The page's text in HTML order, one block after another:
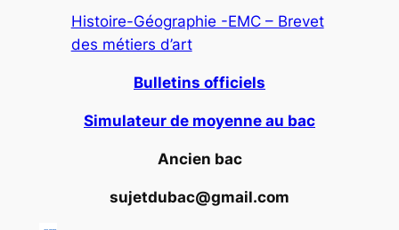
Histoire-Géographie -EMC – Brevet
des métiers d’art
Bulletins officiels
Simulateur de moyenne au bac
Ancien bac
sujetdubac@gmail.com